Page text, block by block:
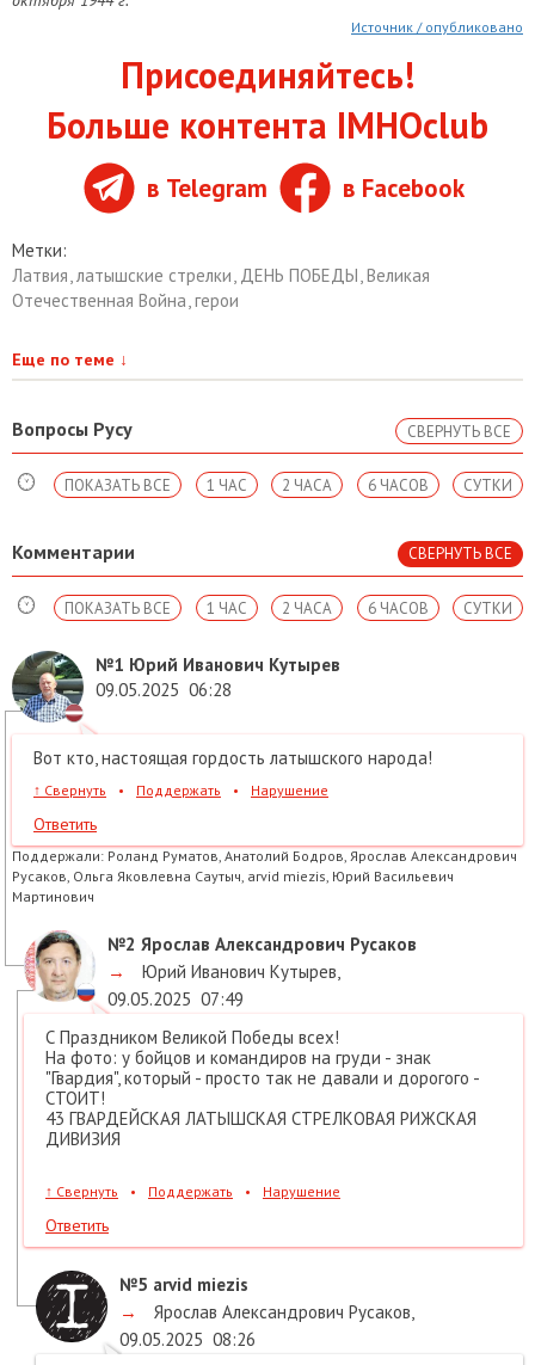
Источник / опубликовано
Присоединяйтесь!
Больше контента IMHOclub
в Telegram в Facebook
Метки:
Латвия,латышские стрелки, ДЕНЬ ПОБЕДЫ,Великая
Отечественная Война,герои
Еще по теме ↓
Вопросы Русу СВЕРНУТЬ ВСЕ
СУТКИ
6 ЧАСОВ
2 ЧАСА
1 ЧАС
ПОКАЗАТЬ ВСЕ
Комментарии СВЕРНУТЬ ВСЕ
СУТКИ
6 ЧАСОВ
2 ЧАСА
1 ЧАС
ПОКАЗАТЬ ВСЕ
№1 Юрий Иванович Кутырев
09.05.2025 06:28
Вот кто, настоящая гордость латышского народа!
↑ Свернуть • Поддержать • Нарушение
Ответить
Поддержали: Роланд Руматов, Анатолий Бодров, Ярослав Александрович
Русаков, Ольга Яковлевна Саутыч, arvid miezis, Юрий Васильевич
Мартинович
№2 Ярослав Александрович Русаков
→
Юрий Иванович Кутырев,
09.05.2025 07:49
С Праздником Великой Победы всех!
На фото: у бойцов и командиров на груди - знак
"Гвардия", который - просто так не давали и дорогого -
СТОИТ!
​43 ГВАРДЕЙСКАЯ ЛАТЫШСКАЯ СТРЕЛКОВАЯ РИЖСКАЯ
ДИВИЗИЯ
↑ Свернуть • Поддержать • Нарушение
Ответить
№5 arvid miezis
→
Ярослав Александрович Русаков,
09.05.2025 08:26